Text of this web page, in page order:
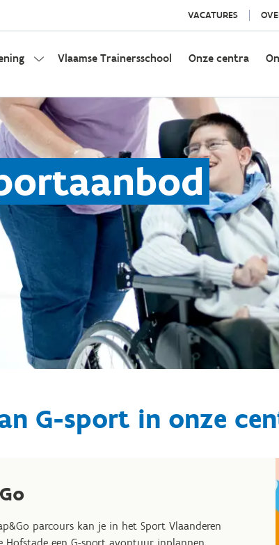
VACATURES
Vlaamse Trainersschool Onze centra
G-sport in onze
parcours kan je in het Sport Vlaanderen